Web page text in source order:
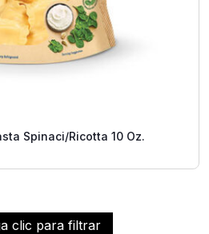
clic para filtrar
Spinaci/Ricotta 10 Oz.